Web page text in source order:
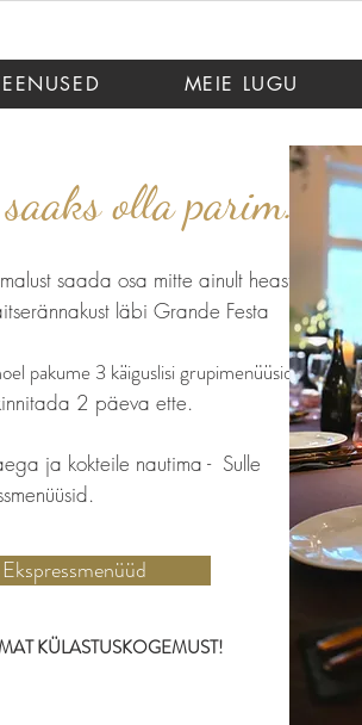
MEIE LUGU
olla parim...
saada osa mitte ainult heast
läbi Grande Festa
pakume 3 käiguslisi grupimenüüsid
2 päeva ette.
ja kokteile nautima - Sulle
Ekspressmenüüd
KÜLASTUSKOGEMUST!